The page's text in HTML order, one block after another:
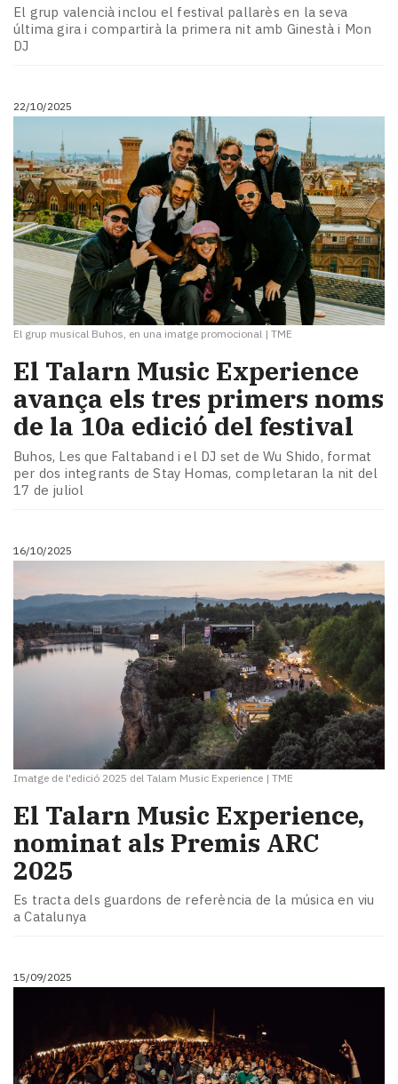
El grup valencià inclou el festival pallarès en la seva
última gira i compartirà la primera nit amb Ginestà i Mon
DJ
22/10/2025
El grup musical Buhos, en una imatge promocional | TME
El Talarn Music Experience
avança els tres primers noms
de la 10a edició del festival
Buhos, Les que Faltaband i el DJ set de Wu Shido, format
per dos integrants de Stay Homas, completaran la nit del
17 de juliol
16/10/2025
Imatge de l'edició 2025 del Talarn Music Experience | TME
El Talarn Music Experience,
nominat als Premis ARC
2025
Es tracta dels guardons de referència de la música en viu
a Catalunya
15/09/2025